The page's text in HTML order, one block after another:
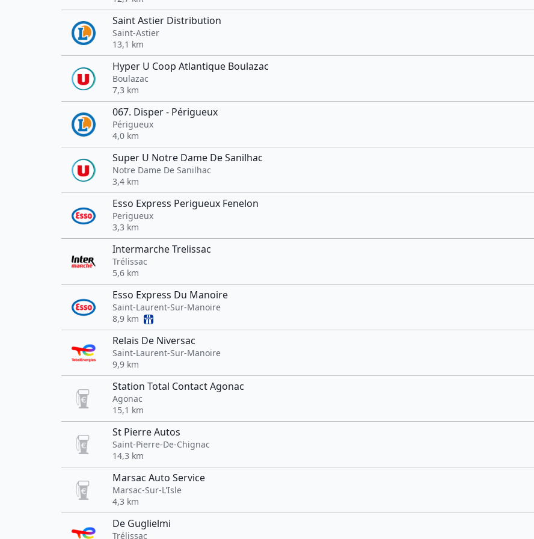
Saint Astier Distribution
Saint-Astier
13,1 km
Hyper U Coop Atlantique Boulazac
Boulazac
7,3 km
067. Disper - Périgueux
Périgueux
4,0 km
Super U Notre Dame De Sanilhac
Notre Dame De Sanilhac
3,4 km
Esso Express Perigueux Fenelon
Perigueux
3,3 km
Intermarche Trelissac
Trélissac
5,6 km
Esso Express Du Manoire
Saint-Laurent-Sur-Manoire
8,9 km
Relais De Niversac
Saint-Laurent-Sur-Manoire
9,9 km
Station Total Contact Agonac
Agonac
15,1 km
St Pierre Autos
Saint-Pierre-De-Chignac
14,3 km
Marsac Auto Service
Marsac-Sur-L'Isle
4,3 km
De Guglielmi
Trélissac